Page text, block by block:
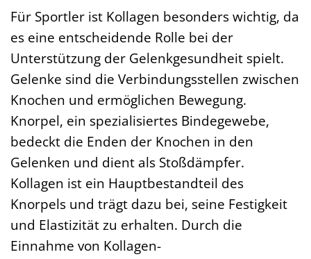
Für Sportler ist Kollagen besonders wichtig, da
es eine entscheidende Rolle bei der
Unterstützung der Gelenkgesundheit spielt.
Gelenke sind die Verbindungsstellen zwischen
Knochen und ermöglichen Bewegung.
Knorpel, ein spezialisiertes Bindegewebe,
bedeckt die Enden der Knochen in den
Gelenken und dient als Stoßdämpfer.
Kollagen ist ein Hauptbestandteil des
Knorpels und trägt dazu bei, seine Festigkeit
und Elastizität zu erhalten. Durch die
Einnahme von Kollagen-